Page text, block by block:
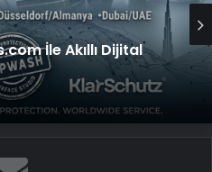
İle Akıllı Dijital